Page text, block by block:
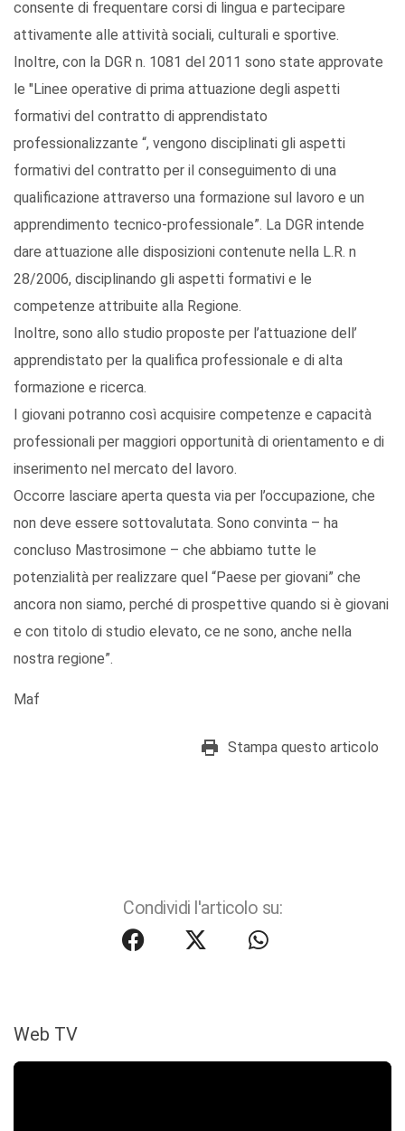
consente di frequentare corsi di lingua e partecipare
attivamente alle attività sociali, culturali e sportive.
Inoltre, con la DGR n. 1081 del 2011 sono state approvate
le "Linee operative di prima attuazione degli aspetti
formativi del contratto di apprendistato
professionalizzante “, vengono disciplinati gli aspetti
formativi del contratto per il conseguimento di una
qualificazione attraverso una formazione sul lavoro e un
apprendimento tecnico-professionale”. La DGR intende
dare attuazione alle disposizioni contenute nella L.R. n
28/2006, disciplinando gli aspetti formativi e le
competenze attribuite alla Regione.
Inoltre, sono allo studio proposte per l’attuazione dell’
apprendistato per la qualifica professionale e di alta
formazione e ricerca.
I giovani potranno così acquisire competenze e capacità
professionali per maggiori opportunità di orientamento e di
inserimento nel mercato del lavoro.
Occorre lasciare aperta questa via per l’occupazione, che
non deve essere sottovalutata. Sono convinta – ha
concluso Mastrosimone – che abbiamo tutte le
potenzialità per realizzare quel “Paese per giovani” che
ancora non siamo, perché di prospettive quando si è giovani
e con titolo di studio elevato, ce ne sono, anche nella
nostra regione”.
Maf
Stampa questo articolo
Condividi l'articolo su:
Web TV